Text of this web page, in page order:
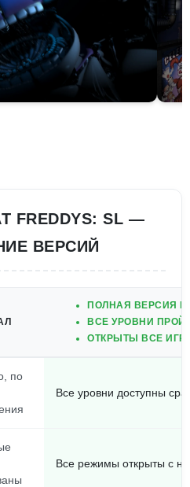
FREDDYS: SL —
ВЕРСИЙ
ПОЛНАЯ ВЕРСИЯ
ВСЕ УРОВНИ
ОТКРЫТЫ ВСЕ
по
Все уровни доступны
Все режимы открыты с